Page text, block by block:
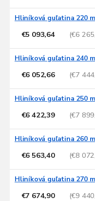
Hliníková guľatina 220
€5 093,64 (€6
Hliníková guľatina 240
€6 052,66 (€7
Hliníková guľatina 250
€6 422,39 (€7
Hliníková guľatina 260
€6 563,40 (€8
Hliníková guľatina 270
€7 674,90 (€9